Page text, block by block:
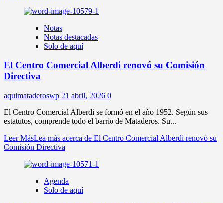
Notas
Notas destacadas
Solo de aquí
El Centro Comercial Alberdi renovó su Comisión
Directiva
aquimataderoswp 21 abril, 2026 0
El Centro Comercial Alberdi se formó en el año 1952. Según sus
estatutos, comprende todo el barrio de Mataderos. Su...
Leer MásLea más acerca de El Centro Comercial Alberdi renovó su
Comisión Directiva
Agenda
Solo de aquí